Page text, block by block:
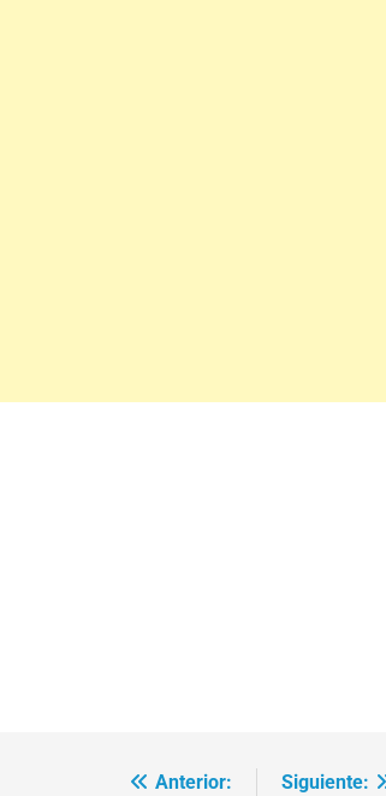
Anterior:
Siguiente: